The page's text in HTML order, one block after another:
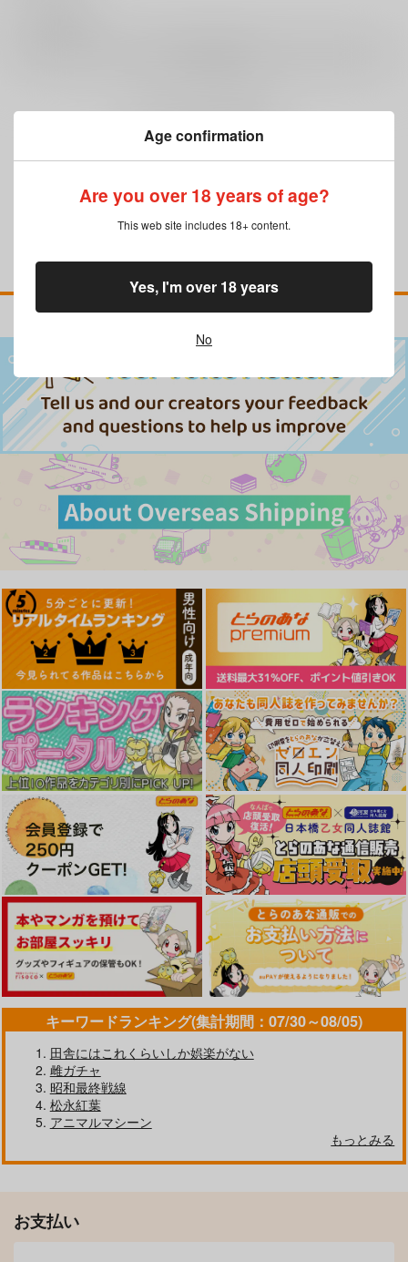
キーワードランキング(集計期間：07/30～08/05)
田舎にはこれくらいしか娯楽がない
雌ガチャ
昭和最終戦線
松永紅葉
アニマルマシーン
もっとみる
お支払い
Age confirmation
Are you over 18 years of age?
This web site includes 18+ content.
No
Yes, I'm over 18 years